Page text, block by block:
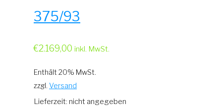
375/93
€2.169,00 inkl. MwSt.
Enthält 20% MwSt.
zzgl. Versand
Lieferzeit: nicht angegeben